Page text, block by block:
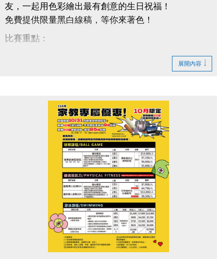
友，一起用色彩繪出最有創意的生日祝福！
免費提供限量黑白線稿，等你來著色！
比賽重點：
免費索取中心限定著色稿（數量有限，送完為止）
參賽資格：桃園市國小1～6年級學生（設籍或就讀皆
投稿時間：10/6～10/26 晚上8點前
投稿地點：蘆竹國民運動中心一樓櫃台
總獎金高達6,000元，還有作品展出機會！
快帶著孩子來參加，讓創意變成驚喜大獎！
有問題歡迎私訊小編或電話詢問：03-2639066 #106
詳細參賽辦法請掃描QR-Code查看
快標記身邊有小小畫家的朋友，一起來報名！
#蘆竹國民運動中心 #著色比賽 #兒童繪畫 #親子活動
#桃園童趣 #繪畫比賽
展開內容